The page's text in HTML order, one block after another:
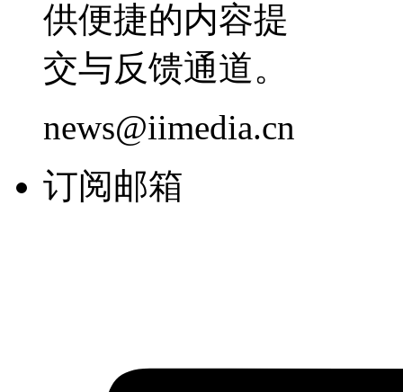
供便捷的内容提
交与反馈通道。
news@iimedia.cn
订阅邮箱